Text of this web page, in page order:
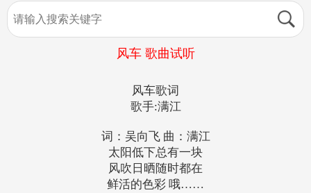
风车 歌曲试听
风车歌词
歌手:满江
词：吴向飞 曲：满江
太阳低下总有一块
风吹日晒随时都在
鲜活的色彩 哦……